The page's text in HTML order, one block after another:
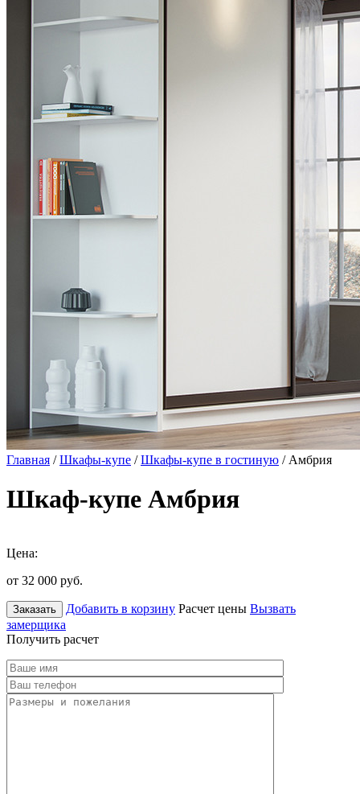
Главная /Шкафы-купе /Шкафы-купе в гостиную / Амбрия
Шкаф-купе Амбрия
Цена:
от 32 000 руб.
Заказать Добавить в корзину Расчет цены Вызвать
замерщика
Получить расчет